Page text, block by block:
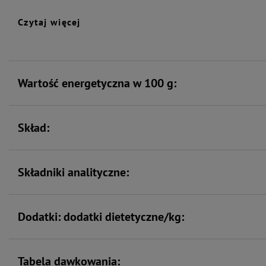
porcji i składników
Czytaj więcej
Wartość energetyczna w 100 g:
Skład:
Składniki analityczne:
Dodatki: dodatki dietetyczne/kg:
Tabela dawkowania: